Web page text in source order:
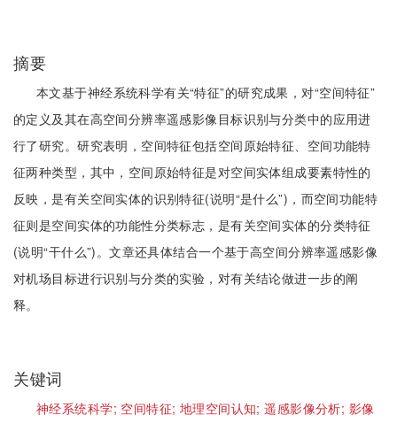
摘要
本文基于神经系统科学有关“特征”的研究成果，对“空间特征”
的定义及其在高空间分辨率遥感影像目标识别与分类中的应用进
行了研究。研究表明，空间特征包括空间原始特征、空间功能特
征两种类型，其中，空间原始特征是对空间实体组成要素特性的
反映，是有关空间实体的识别特征(说明“是什么”)，而空间功能特
征则是空间实体的功能性分类标志，是有关空间实体的分类特征
(说明“干什么”)。文章还具体结合一个基于高空间分辨率遥感影像
对机场目标进行识别与分类的实验，对有关结论做进一步的阐
释。
关键词
神经系统科学; 空间特征; 地理空间认知;遥感影像分析; 影像